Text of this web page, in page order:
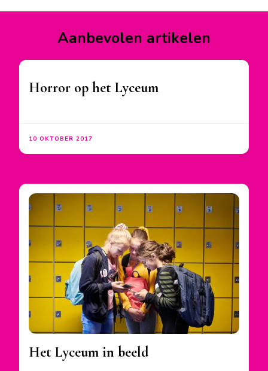
Aanbevolen artikelen
Horror op het Lyceum
10 OKTOBER 2017
Het Lyceum in beeld